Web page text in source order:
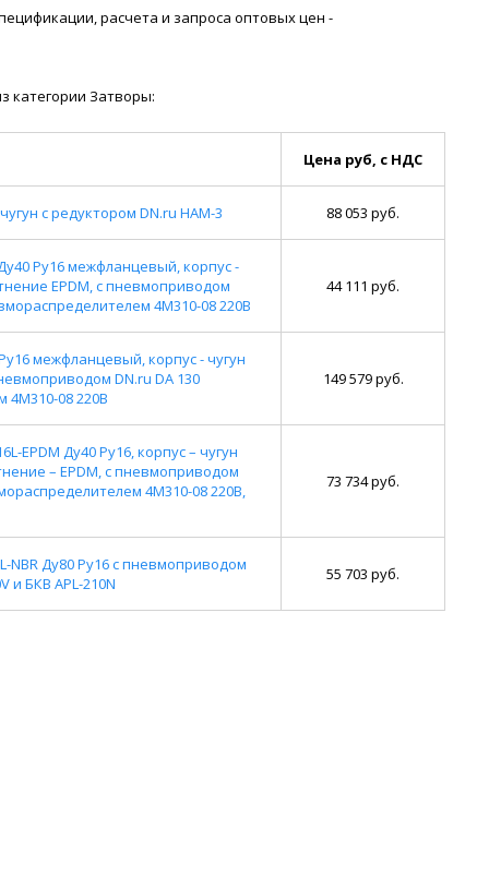
расчета и запроса оптовых цен -
категории Затворы:
Цена руб, с НДС
с редуктором DN.ru HAM-3 88 053 руб.
Ру16 межфланцевый, корпус -
EPDM, с пневмоприводом
4M310-08 220В
44 111 руб.
межфланцевый, корпус - чугун
DN.ru DA 130
08 220В
149 579 руб.
EPDM Ду40 Ру16, корпус – чугун
– EPDM, с пневмоприводом
4M310-08 220В,
73 734 руб.
NBR Ду80 Ру16 с пневмоприводом
и БКВ APL-210N
55 703 руб.